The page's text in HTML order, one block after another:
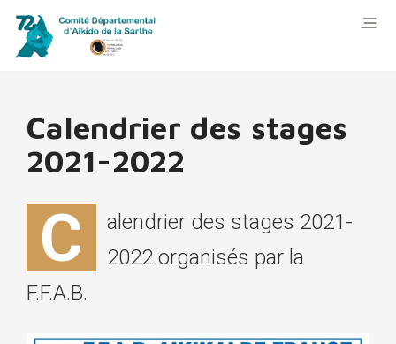
Calendrier des stages
2021-2022
C
alendrier des stages 2021-
2022 organisés par la
F.F.A.B.